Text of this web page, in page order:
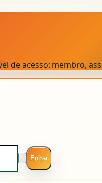
de acesso: membro,
Entrar